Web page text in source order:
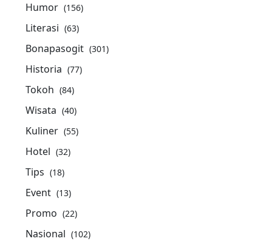
Humor (156)
Literasi (63)
Bonapasogit (301)
Historia (77)
Tokoh (84)
Wisata (40)
Kuliner (55)
Hotel (32)
Tips (18)
Event (13)
Promo (22)
Nasional (102)